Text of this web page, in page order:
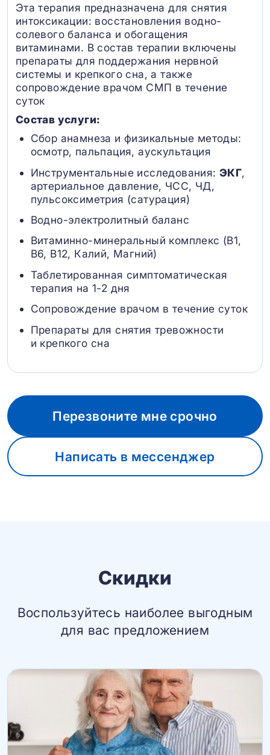
Эта терапия предназначена для снятия
интоксикации: восстановления водно-
солевого баланса и обогащения
витаминами. В состав терапии включены
препараты для поддержания нервной
системы и крепкого сна, а также
сопровождение врачом СМП в течение
суток
Состав услуги:
Сбор анамнеза и физикальные методы:
осмотр, пальпация, аускультация
Инструментальные исследования: ЭКГ,
артериальное давление, ЧСС, ЧД,
пульсоксиметрия (сатурация)
Водно-электролитный баланс
Витаминно-минеральный комплекс (B1,
B6, В12, Калий, Магний)
Таблетированная симптоматическая
терапия на 1-2 дня
Сопровождение врачом в течение суток
Препараты для снятия тревожности
и крепкого сна
Перезвоните мне срочно
Написать в мессенджер
Скидки
Воспользуйтесь наиболее выгодным
для вас предложением